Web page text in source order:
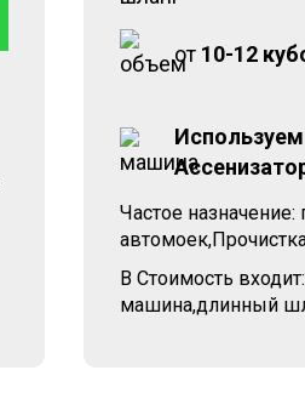
от 10-12
Частое
В Стоимость
машина,длинный